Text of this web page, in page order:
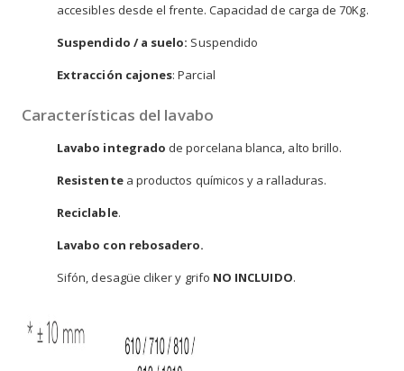
accesibles desde el frente. Capacidad de carga de 70Kg.
Suspendido / a suelo: Suspendido
Extracción cajones: Parcial
Características del lavabo
Lavabo integrado de porcelana blanca, alto brillo.
Resistentea productos químicos y a ralladuras.
Reciclable.
Lavabo con rebosadero.
Sifón, desagüe cliker y grifo NO INCLUIDO.